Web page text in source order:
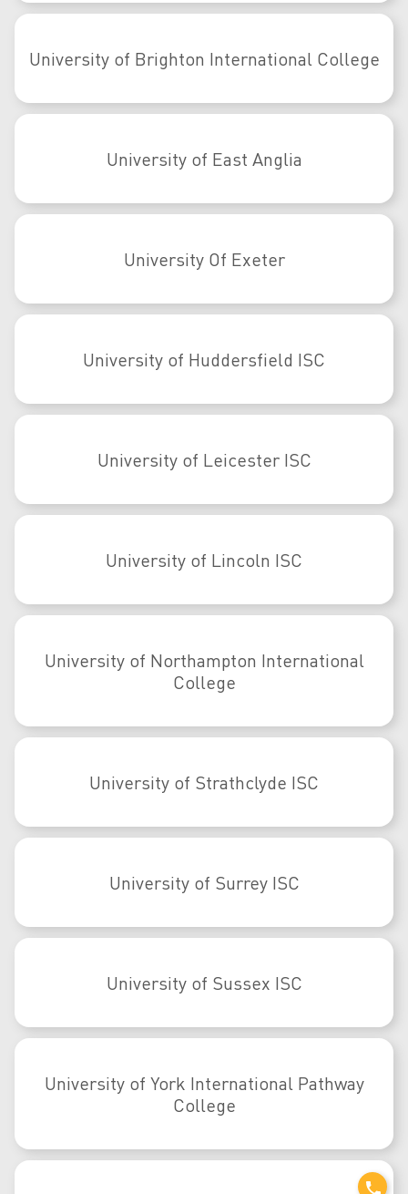
University of Brighton International College
University of East Anglia
University Of Exeter
University of Huddersfield ISC
University of Leicester ISC
University of Lincoln ISC
University of Northampton International
College
University of Strathclyde ISC
University of Surrey ISC
University of Sussex ISC
University of York International Pathway
College